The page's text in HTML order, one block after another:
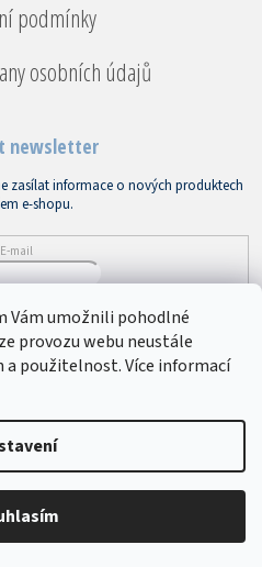
Vám umožnili pohodlné
provozu webu neustále
a použitelnost. Více informací
podmínky
osobních údajů
newsletter
zasílat informace o nových produktech
e-shopu.
E-mail
SE
Vytvořil Shoptet
. Všechna práva vyhrazena.
cookies